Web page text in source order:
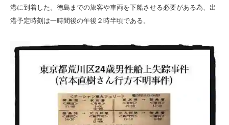
港に到着した。徳島までの旅客や車両を下船させる必要がある為、出
港予定時刻は一時間後の午後２時半頃である。